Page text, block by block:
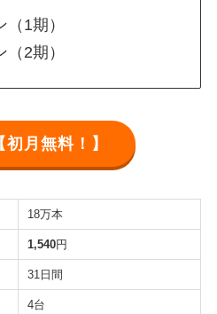
1期）
2期）
月無料！】
18万本
1,540円
31日間
4台